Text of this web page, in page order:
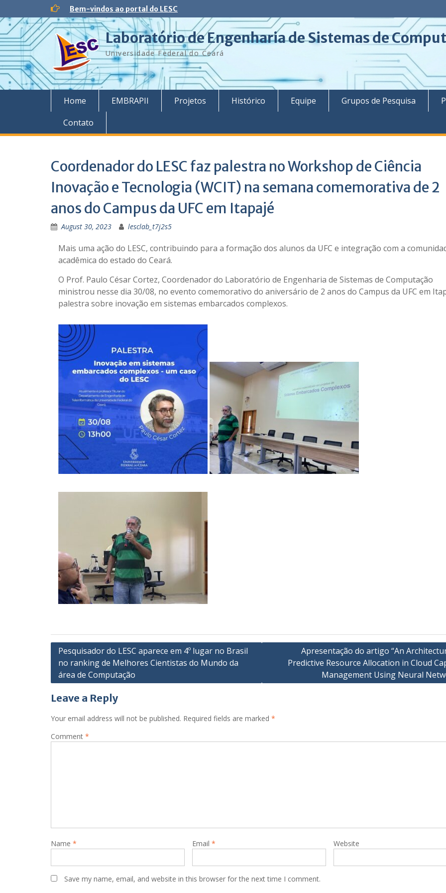
to
content
Bem-vindos ao portal do LESC
Laboratório de Engenharia de Sistemas de
Universidade Federal do Ceará
Home EMBRAPII Projetos Histórico Equipe Grupos de Pesquisa
Contato
Coordenador do LESC faz palestra no Workshop de Ciência
Inovação e Tecnologia (WCIT) na semana comemorativa de 2
anos do Campus da UFC em Itapajé
August 30, 2023 lesclab_t7j2s5
Mais uma ação do LESC, contribuindo para a formação dos alunos da UFC e integração com a
acadêmica do estado do Ceará.
O Prof. Paulo César Cortez, Coordenador do Laboratório de Engenharia de Sistemas de Computação
ministrou nesse dia 30/08, no evento comemorativo do aniversário de 2 anos do Campus da UFC em
palestra sobre inovação em sistemas embarcados complexos.
Post
navigation
Pesquisador do LESC aparece em 4º lugar no Brasil
no ranking de Melhores Cientistas do Mundo da
área de Computação
Apresentação do artigo “An
Predictive Resource Allocation in Cloud
Management Using Neural
Leave a Reply
Your email address will not be published. Required fields are marked *
Comment *
Name * Email * Website
Save my name, email, and website in this browser for the next time I comment.